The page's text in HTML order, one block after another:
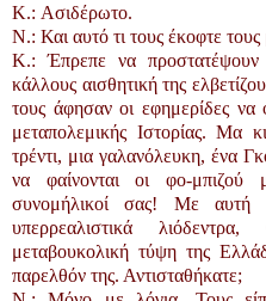
K.: Ασιδέρωτο.
N.: Και αυτό τι τους έκοφτε
K.: Έπρεπε να
κάλλους αισθητική της
τους άφησαν οι εφημερίδες να
μεταπολεμικής Ιστορίας. Μα
τρέντι, μια γαλανόλευκη, ένα
να φαίνονται οι φο-
συνομήλικοί σας! Με αυτή
υπερρεαλιστικά
μεταβουκολική τύψη της
παρελθόν της. Αντισταθήκατε;